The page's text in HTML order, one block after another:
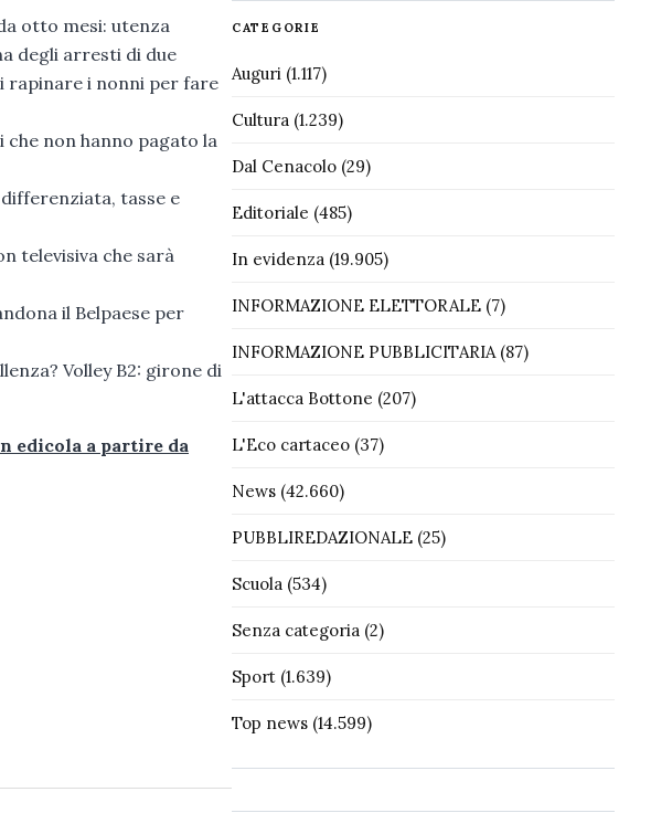
otto mesi: utenza
degli arresti di due
rapinare i nonni per fare
non hanno pagato la
tasse e
televisiva che sarà
il Belpaese per
Volley B2: girone di
edicola a partire da
CATEGORIE
Auguri(1.117)
Cultura(1.239)
Dal Cenacolo(29)
Editoriale (485)
In evidenza(19.905)
INFORMAZIONE ELETTORALE(7)
INFORMAZIONE PUBBLICITARIA(87)
L'attacca Bottone (207)
L'Eco cartaceo(37)
News(42.660)
PUBBLIREDAZIONALE(25)
Scuola(534)
Senza categoria(2)
Sport(1.639)
Top news(14.599)